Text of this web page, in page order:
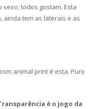
todos gostam. Esta
ainda tem as laterais e as
animal print é esta. Puro
é o jogo da